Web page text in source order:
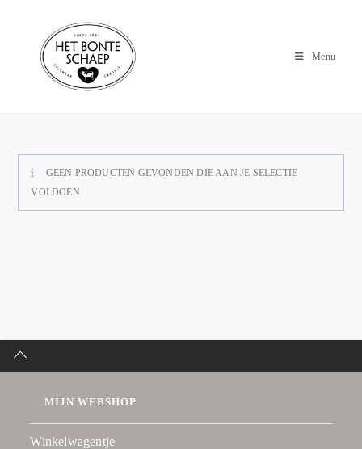
Menu
GEEN PRODUCTEN GEVONDEN DIE AAN JE SELECTIE
VOLDOEN.
MIJN WEBSHOP
Winkelwagentje